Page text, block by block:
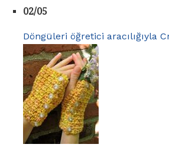
02/05
Döngüleri öğretici aracılığıyla